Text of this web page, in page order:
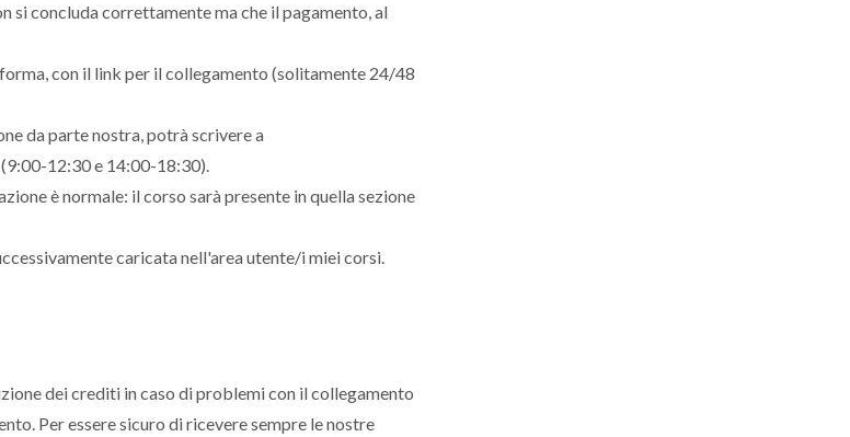
si concluda correttamente ma che il pagamento, al
con il link per il collegamento (solitamente 24/48
da parte nostra, potrà scrivere a
12:30 e 14:00-18:30).
è normale: il corso sarà presente in quella sezione
caricata nell'area utente/i miei corsi.
dei crediti in caso di problemi con il collegamento
Per essere sicuro di ricevere sempre le nostre